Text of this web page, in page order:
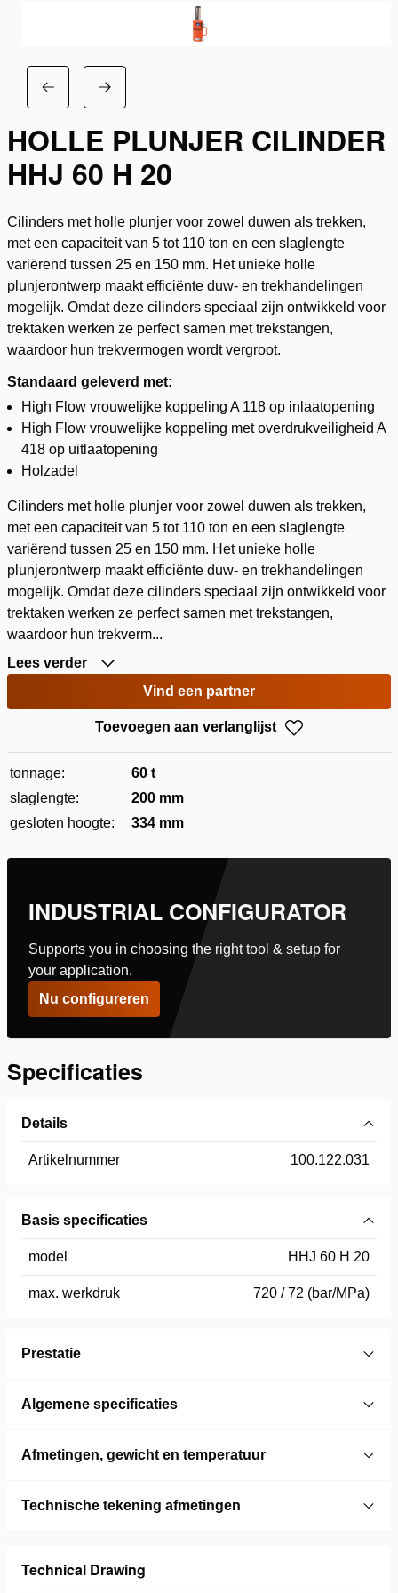
HOLLE PLUNJER CILINDER
HHJ 60 H 20
Cilinders met holle plunjer voor zowel duwen als trekken,
met een capaciteit van 5 tot 110 ton en een slaglengte
variërend tussen 25 en 150 mm. Het unieke holle
plunjerontwerp maakt efficiënte duw- en trekhandelingen
mogelijk. Omdat deze cilinders speciaal zijn ontwikkeld voor
trektaken werken ze perfect samen met trekstangen,
waardoor hun trekvermogen wordt vergroot.
Standaard geleverd met:
High Flow vrouwelijke koppeling A 118 op inlaatopening
High Flow vrouwelijke koppeling met overdrukveiligheid A
418 op uitlaatopening
Holzadel
Cilinders met holle plunjer voor zowel duwen als trekken,
met een capaciteit van 5 tot 110 ton en een slaglengte
variërend tussen 25 en 150 mm. Het unieke holle
plunjerontwerp maakt efficiënte duw- en trekhandelingen
mogelijk. Omdat deze cilinders speciaal zijn ontwikkeld voor
trektaken werken ze perfect samen met trekstangen,
waardoor hun trekverm...
Lees verder
Vind een partner
Toevoegen aan verlanglijst
tonnage:
60 t
slaglengte:
200 mm
gesloten hoogte:
334 mm
INDUSTRIAL CONFIGURATOR
Supports you in choosing the right tool & setup for
your application.
Nu configureren
Specificaties
Details
Artikelnummer 100.122.031
Basis specificaties
model HHJ 60 H 20
max. werkdruk 720 / 72 (bar/MPa)
Prestatie
Algemene specificaties
Afmetingen, gewicht en temperatuur
Technische tekening afmetingen
Technical Drawing